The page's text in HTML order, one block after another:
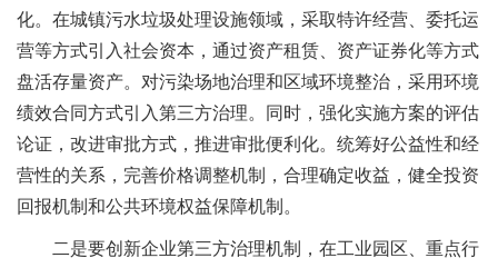
化。在城镇污水垃圾处理设施领域，采取特许经营、委托运
营等方式引入社会资本，通过资产租赁、资产证券化等方式
盘活存量资产。对污染场地治理和区域环境整治，采用环境
绩效合同方式引入第三方治理。同时，强化实施方案的评估
论证，改进审批方式，推进审批便利化。统筹好公益性和经
营性的关系，完善价格调整机制，合理确定收益，健全投资
回报机制和公共环境权益保障机制。
二是要创新企业第三方治理机制，在工业园区、重点行